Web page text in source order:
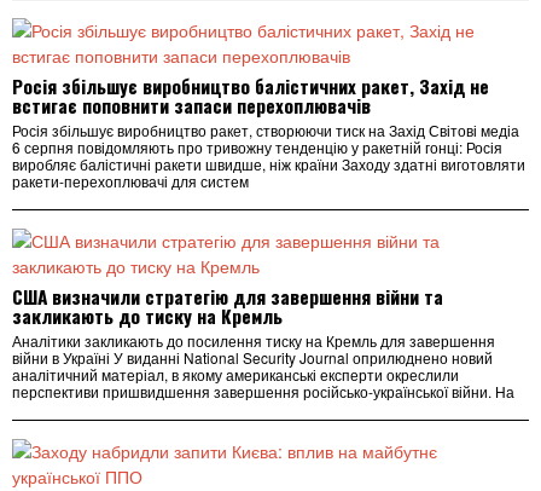
Росія збільшує виробництво балістичних ракет, Захід не
встигає поповнити запаси перехоплювачів
Росія збільшує виробництво ракет, створюючи тиск на Захід Світові медіа
6 серпня повідомляють про тривожну тенденцію у ракетній гонці: Росія
виробляє балістичні ракети швидше, ніж країни Заходу здатні виготовляти
ракети-перехоплювачі для систем
США визначили стратегію для завершення війни та
закликають до тиску на Кремль
Аналітики закликають до посилення тиску на Кремль для завершення
війни в Україні У виданні National Security Journal оприлюднено новий
аналітичний матеріал, в якому американські експерти окреслили
перспективи пришвидшення завершення російсько-української війни. На